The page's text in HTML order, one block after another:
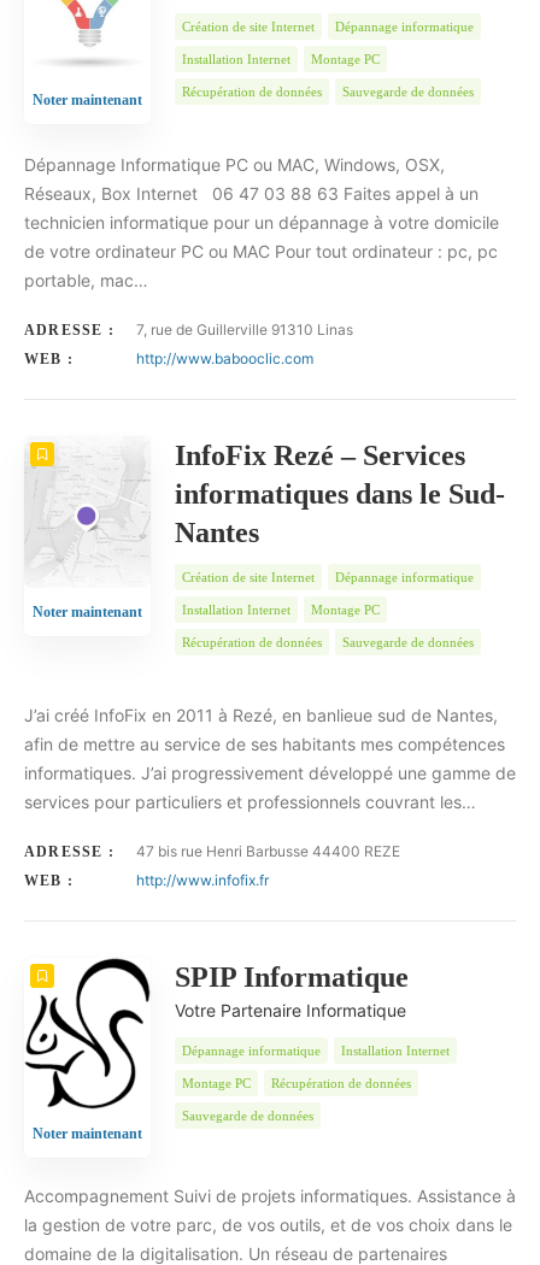
Noter maintenant
Création de site Internet Dépannage informatique
Installation Internet Montage PC
Récupération de données Sauvegarde de données
Dépannage Informatique PC ou MAC, Windows, OSX,
Réseaux, Box Internet 06 47 03 88 63 Faites appel à un
technicien informatique pour un dépannage à votre domicile
de votre ordinateur PC ou MAC Pour tout ordinateur : pc, pc
portable, mac…
ADRESSE : 7, rue de Guillerville 91310 Linas
WEB : http://www.babooclic.com
Noter maintenant
InfoFix Rezé – Services
informatiques dans le Sud-
Nantes
Création de site Internet Dépannage informatique
Installation Internet Montage PC
Récupération de données Sauvegarde de données
J’ai créé InfoFix en 2011 à Rezé, en banlieue sud de Nantes,
afin de mettre au service de ses habitants mes compétences
informatiques. J’ai progressivement développé une gamme de
services pour particuliers et professionnels couvrant les…
ADRESSE : 47 bis rue Henri Barbusse 44400 REZE
WEB : http://www.infofix.fr
Noter maintenant
SPIP Informatique
Votre Partenaire Informatique
Dépannage informatique Installation Internet
Montage PC Récupération de données
Sauvegarde de données
Accompagnement Suivi de projets informatiques. Assistance à
la gestion de votre parc, de vos outils, et de vos choix dans le
domaine de la digitalisation. Un réseau de partenaires